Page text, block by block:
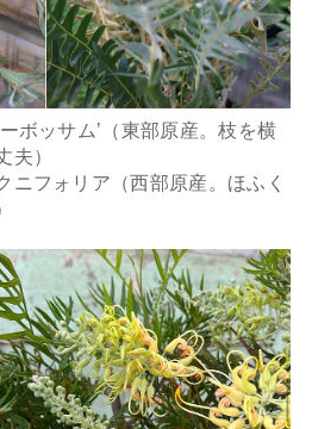
ボッサム’（東部原産。枝を横
夫）
ニフォリア（西部原産。ほふく